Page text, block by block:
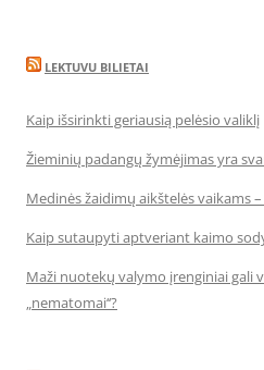
LEKTUVU BILIETAI
Kaip išsirinkti geriausią pelėsio valiklį
Žieminių padangų žymėjimas yra
Medinės žaidimų aikštelės vaikams
Kaip sutaupyti aptveriant kaimo
Maži nuotekų valymo įrenginiai gali
„nematomai‘‘?